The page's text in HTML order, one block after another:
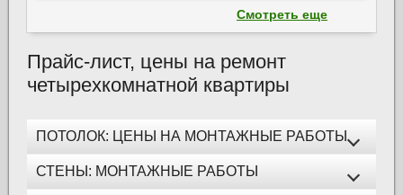
Смотреть еще
Прайс-лист, цены на ремонт
четырехкомнатной квартиры
ПОТОЛОК: ЦЕНЫ НА МОНТАЖНЫЕ РАБОТЫ
СТЕНЫ: МОНТАЖНЫЕ РАБОТЫ